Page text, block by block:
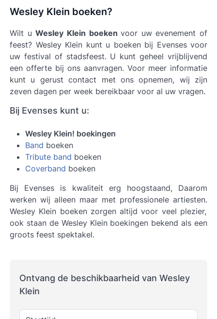
Wesley Klein boeken?
Wilt uWesley Klein boekenvoor uw evenement of
feest? Wesley Klein kunt u boeken bij Evenses voor
uw festival of stadsfeest. U kunt geheel vrijblijvend
een offerte bij ons aanvragen. Voor meer informatie
kunt u gerust contact met ons opnemen, wij zijn
zeven dagen per week bereikbaar voor al uw vragen.
Bij Evenses kunt u:
Wesley Klein! boekingen
Band boeken
Tribute band boeken
Coverband boeken
Bij Evenses is kwaliteit erg hoogstaand, Daarom
werken wij alleen maar met professionele artiesten.
Wesley Klein boeken zorgen altijd voor veel plezier,
ook staan de Wesley Klein boekingen bekend als een
groots feest spektakel.
Ontvang de beschikbaarheid van Wesley
Klein